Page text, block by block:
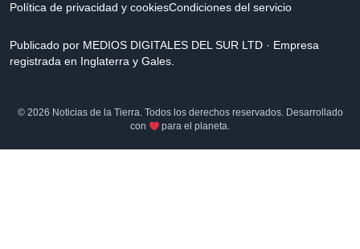
Política de privacidad y cookiesCondiciones del servicio
Publicado por MEDIOS DIGITALES DEL SUR LTD · Empresa
registrada en Inglaterra y Gales.
© 2026 Noticias de la Tierra. Todos los derechos reservados. Desarrollado
con
para el planeta.